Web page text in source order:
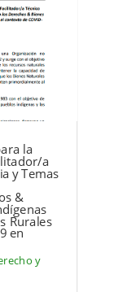
la
a
y Temas
&
Rurales
en
y